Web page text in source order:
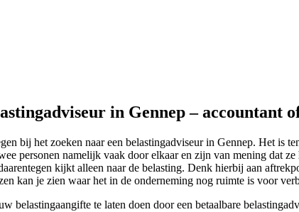
in Gennep – accountant
bij het zoeken naar een belastingadviseur in Gennep. Het is
personen namelijk vaak door elkaar en zijn van mening dat
kijkt alleen naar de belasting. Denk hierbij aan
kan je zien waar het in de onderneming nog ruimte is voor
belastingaangifte te laten doen door een betaalbare